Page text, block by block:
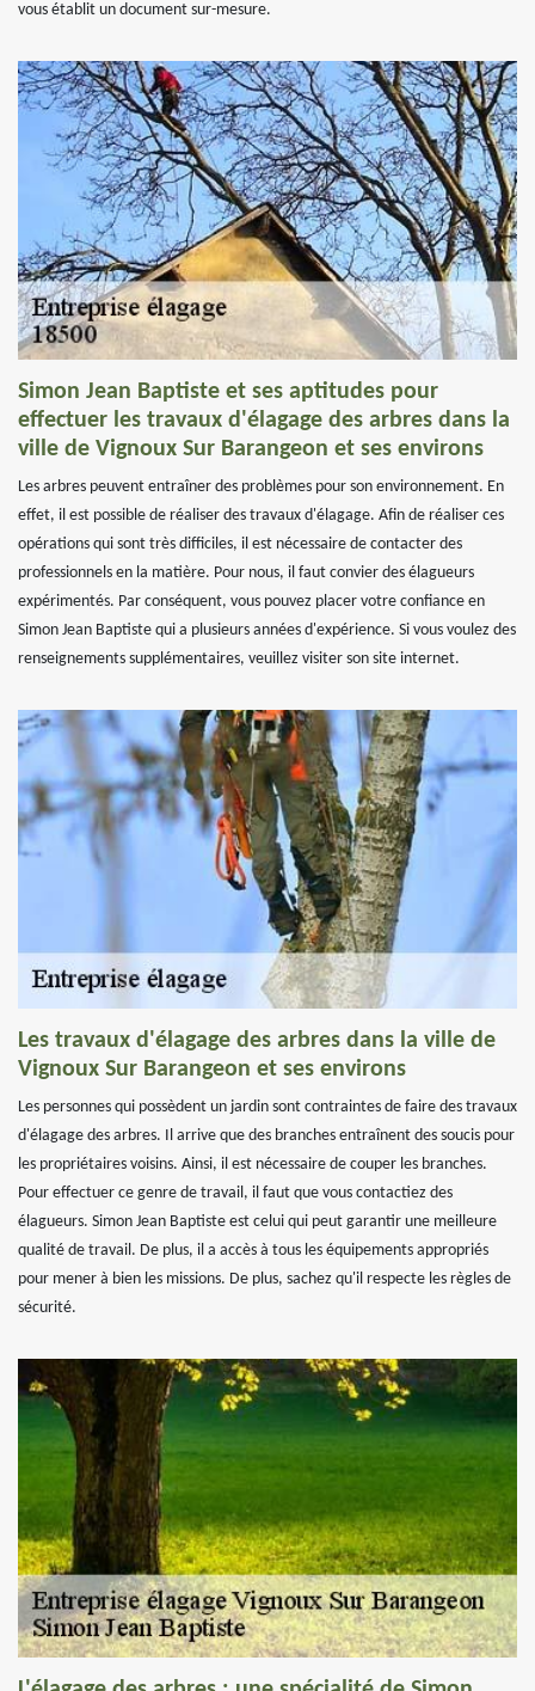
vous établit un document sur-mesure.
Simon Jean Baptiste et ses aptitudes pour
effectuer les travaux d'élagage des arbres dans la
ville de Vignoux Sur Barangeon et ses environs
Les arbres peuvent entraîner des problèmes pour son environnement. En
effet, il est possible de réaliser des travaux d'élagage. Afin de réaliser ces
opérations qui sont très difficiles, il est nécessaire de contacter des
professionnels en la matière. Pour nous, il faut convier des élagueurs
expérimentés. Par conséquent, vous pouvez placer votre confiance en
Simon Jean Baptiste qui a plusieurs années d'expérience. Si vous voulez des
renseignements supplémentaires, veuillez visiter son site internet.
Les travaux d'élagage des arbres dans la ville de
Vignoux Sur Barangeon et ses environs
Les personnes qui possèdent un jardin sont contraintes de faire des travaux
d'élagage des arbres. Il arrive que des branches entraînent des soucis pour
les propriétaires voisins. Ainsi, il est nécessaire de couper les branches.
Pour effectuer ce genre de travail, il faut que vous contactiez des
élagueurs. Simon Jean Baptiste est celui qui peut garantir une meilleure
qualité de travail. De plus, il a accès à tous les équipements appropriés
pour mener à bien les missions. De plus, sachez qu'il respecte les règles de
sécurité.